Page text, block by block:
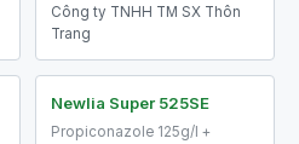
Công ty TNHH TM SX Thôn
Trang
Newlia Super 525SE
Propiconazole 125g/l +